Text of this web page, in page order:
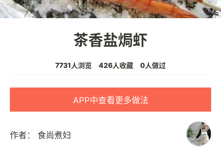
茶香盐焗虾
7731人浏览 426人收藏 0人做过
APP中查看更多做法
作者： 食尚煮妇